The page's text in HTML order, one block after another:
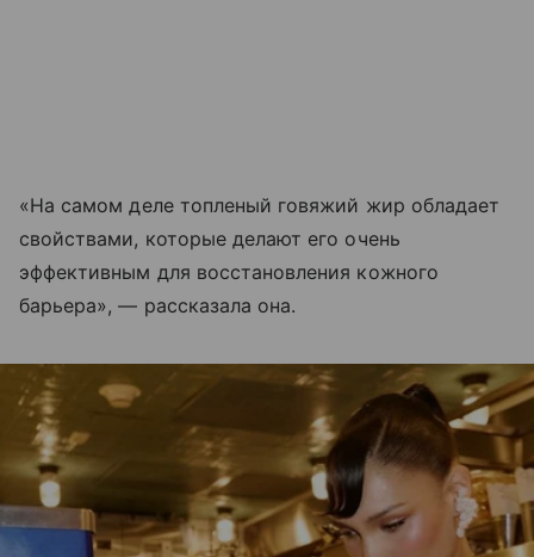
«На самом деле топленый говяжий жир обладает
свойствами, которые делают его очень
эффективным для восстановления кожного
барьера», — рассказала она.